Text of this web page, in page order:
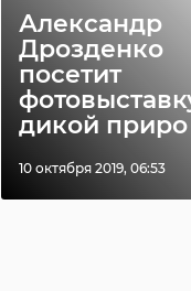
Александр
Дрозденко
посетит
дикой приро
10 октября 2019, 06:53